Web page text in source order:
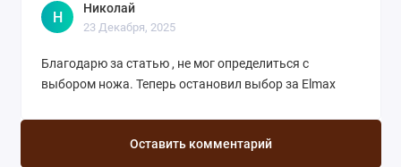
Н
Николай
23 Декабря, 2025
Благодарю за статью , не мог определиться с
выбором ножа. Теперь остановил выбор за Elmax
Оставить комментарий